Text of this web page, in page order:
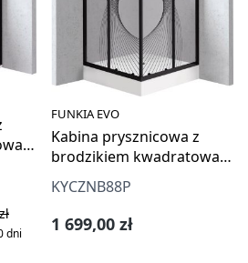
dni
FUNKIA EVO
Kabina prysznicowa z
brodzikiem kwadratowa
80x80 cm - wzór fala
KYCZNB88P
Cena regularna:
1 699,00 zł